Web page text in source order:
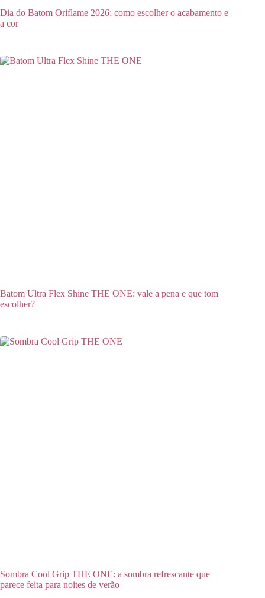
Dia do Batom Oriflame 2026: como escolher o acabamento e
a cor
Batom Ultra Flex Shine THE ONE: vale a pena e que tom
escolher?
Sombra Cool Grip THE ONE: a sombra refrescante que
parece feita para noites de verão